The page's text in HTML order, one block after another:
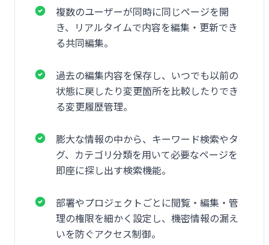
複数のユーザーが同時に同じページを開
き、リアルタイムで内容を編集・更新でき
る共同編集。
過去の編集内容を保存し、いつでも以前の
状態に戻したり変更箇所を比較したりでき
る変更履歴管理。
膨大な情報の中から、キーワード検索やタ
グ、カテゴリ分類を用いて必要なページを
即座に探し出す検索機能。
部署やプロジェクトごとに閲覧・編集・管
理の権限を細かく設定し、機密情報の漏え
いを防ぐアクセス制御。